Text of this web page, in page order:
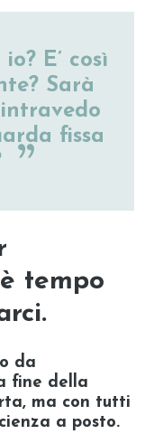
E’ così
Sarà
fissa
tempo
da
fine della
ma con tutti
a posto.